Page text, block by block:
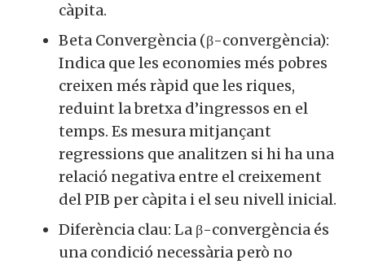
càpita.
Beta Convergència (β-convergència):
Indica que les economies més pobres
creixen més ràpid que les riques,
reduint la bretxa d’ingressos en el
temps. Es mesura mitjançant
regressions que analitzen si hi ha una
relació negativa entre el creixement
del PIB per càpita i el seu nivell inicial.
Diferència clau: La β-convergència és
una condició necessària però no